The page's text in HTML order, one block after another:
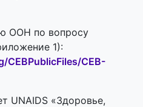
ООН по вопросу
1):
CEB-
UNAIDS «Здоровье,